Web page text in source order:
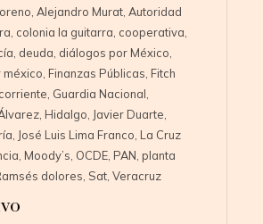
, Alejandro Murat, Autoridad
, colonia la guitarra, cooperativa,
, deuda, diálogos por México,
méxico, Finanzas Públicas, Fitch
, Guardia Nacional,
, Hidalgo, Javier Duarte,
, José Luis Lima Franco, La Cruz
, Moody’s, OCDE, PAN, planta
dolores, Sat, Veracruz